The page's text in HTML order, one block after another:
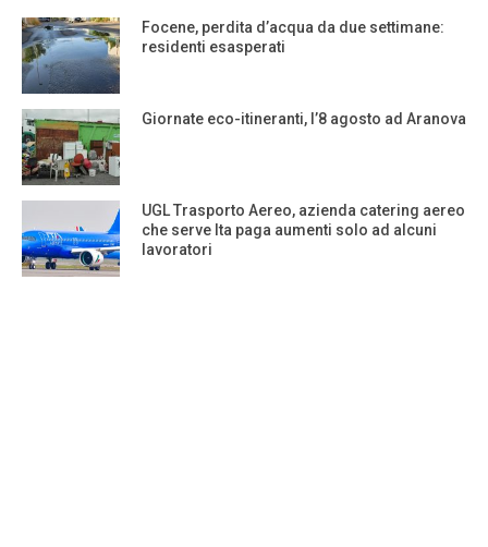
Focene, perdita d’acqua da due settimane:
residenti esasperati
Giornate eco-itineranti, l’8 agosto ad Aranova
UGL Trasporto Aereo, azienda catering aereo
che serve Ita paga aumenti solo ad alcuni
lavoratori